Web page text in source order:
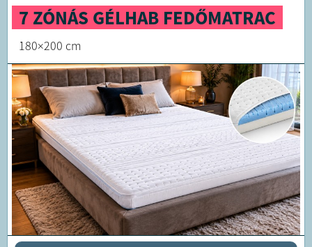
7 ZÓNÁS GÉLHAB FEDŐMATRAC
180×200 cm